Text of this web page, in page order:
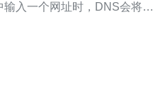
入一个网址时，DNS会将这